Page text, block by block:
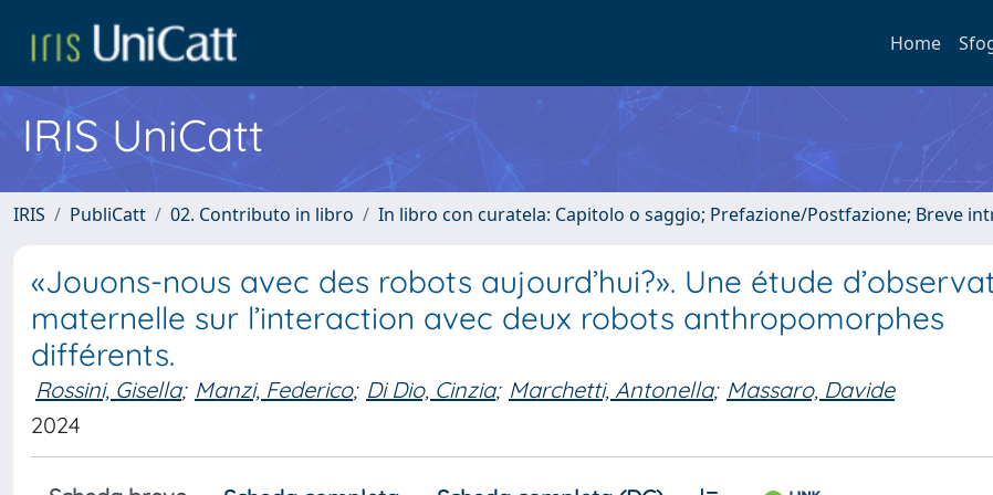
Home
IRIS UniCatt
IRIS PubliCatt 02. Contributo in libro In libro con curatela: Capitolo o saggio; Prefazione/Postfazione; Breve
«Jouons-nous avec des robots aujourd’hui?». Une étude
maternelle sur l’interaction avec deux robots anthropomorphes
différents.
Rossini, Gisella; Manzi, Federico; Di Dio, Cinzia; Marchetti, Antonella; Massaro, Davide
2024